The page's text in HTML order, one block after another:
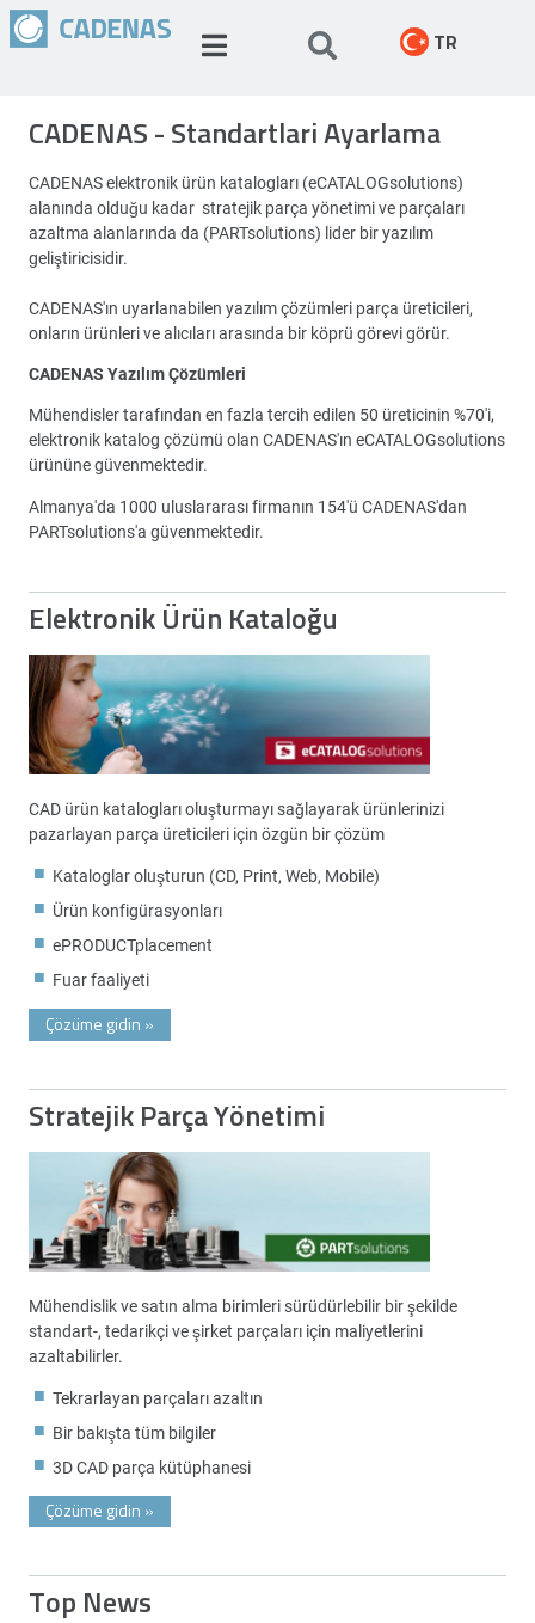
TR
CADENAS - Standartlari Ayarlama
CADENAS elektronik ürün katalogları (eCATALOGsolutions)
alanında olduğu kadar stratejik parça yönetimi ve parçaları
azaltma alanlarında da (PARTsolutions) lider bir yazılım
geliştiricisidir.
CADENAS'ın uyarlanabilen yazılım çözümleri parça üreticileri,
onların ürünleri ve alıcıları arasında bir köprü görevi görür.
CADENAS Yazılım Çözümleri
Mühendisler tarafından en fazla tercih edilen 50 üreticinin %70'i,
elektronik katalog çözümü olan CADENAS'ın eCATALOGsolutions
ürününe güvenmektedir.
Almanya'da 1000 uluslararası firmanın 154'ü CADENAS'dan
PARTsolutions'a güvenmektedir.
Elektronik Ürün Kataloğu
CAD ürün katalogları oluşturmayı sağlayarak ürünlerinizi
pazarlayan parça üreticileri için özgün bir çözüm
Kataloglar oluşturun (CD, Print, Web, Mobile)
Ürün konfigürasyonları
ePRODUCTplacement
Fuar faaliyeti
Çözüme gidin »
Stratejik Parça Yönetimi
Mühendislik ve satın alma birimleri sürüdürlebilir bir şekilde
standart-, tedarikçi ve şirket parçaları için maliyetlerini
azaltabilirler.
Tekrarlayan parçaları azaltın
Bir bakışta tüm bilgiler
3D CAD parça kütüphanesi
Çözüme gidin »
Top News